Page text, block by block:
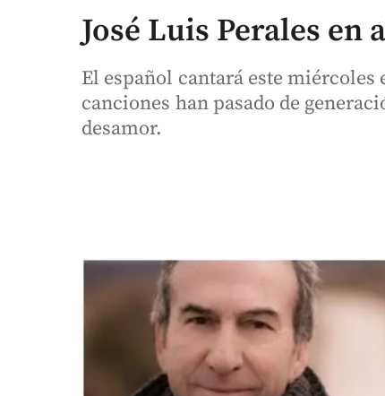
José Luis Perales en
El español cantará este
canciones han pasado de
desamor.